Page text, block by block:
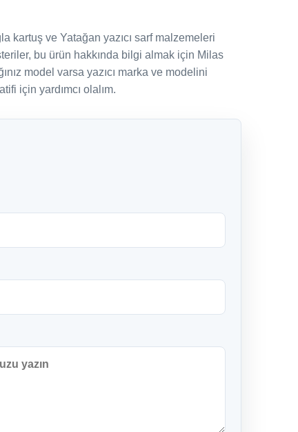
kartuş ve Yatağan yazıcı sarf malzemeleri
bu ürün hakkında bilgi almak için Milas
model varsa yazıcı marka ve modelini
için yardımcı olalım.